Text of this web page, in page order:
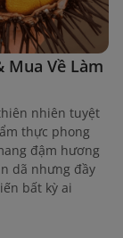
Mua Về Làm
nhiên tuyệt
thực phong
đậm hương
dã nhưng đầy
bất kỳ ai